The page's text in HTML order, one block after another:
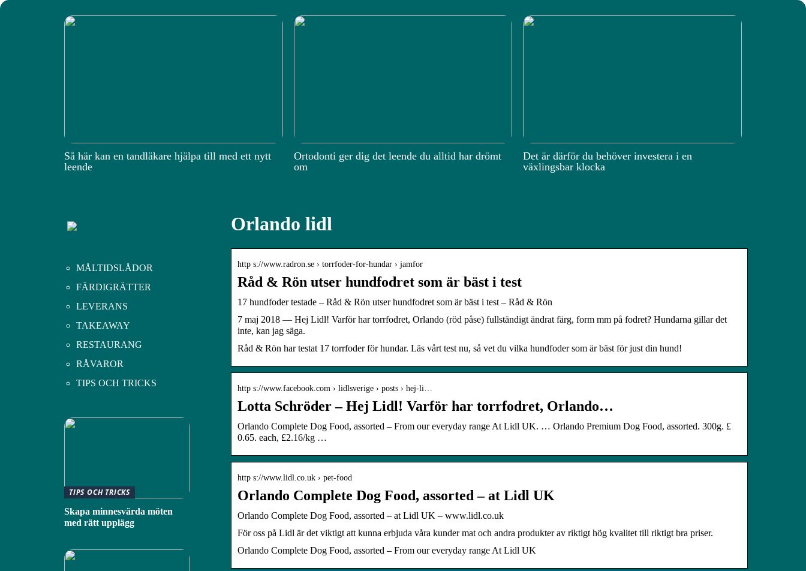
Så här kan en tandläkare hjälpa till med ett nytt
leende
Ortodonti ger dig det leende du alltid har drömt
om
Det är därför du behöver investera i en
växlingsbar klocka
Orlando lidl
http s://www.radron.se › torrfoder-for-hundar › jamfor
Råd & Rön utser hundfodret som är bäst i test
17 hundfoder testade – Råd & Rön utser hundfodret som är bäst i test – Råd & Rön
7 maj 2018 — Hej Lidl! Varför har torrfodret, Orlando (röd påse) fullständigt ändrat färg, form mm på fodret? Hundarna gillar det
inte, kan jag säga.
Råd & Rön har testat 17 torrfoder för hundar. Läs vårt test nu, så vet du vilka hundfoder som är bäst för just din hund!
http s://www.facebook.com › lidlsverige › posts › hej-li…
Lotta Schröder – Hej Lidl! Varför har torrfodret, Orlando…
Orlando Complete Dog Food, assorted – From our everyday range At Lidl UK. … Orlando Premium Dog Food, assorted. 300g. £
0.65. each, £2.16/kg …
http s://www.lidl.co.uk › pet-food
Orlando Complete Dog Food, assorted – at Lidl UK
Orlando Complete Dog Food, assorted – at Lidl UK – www.lidl.co.uk
För oss på Lidl är det viktigt att kunna erbjuda våra kunder mat och andra produkter av riktigt hög kvalitet till riktigt bra priser.
Orlando Complete Dog Food, assorted – From our everyday range At Lidl UK
MÅLTIDSLÅDOR
FÄRDIGRÄTTER
LEVERANS
TAKEAWAY
RESTAURANG
RÅVAROR
TIPS OCH TRICKS
TIPS OCH TRICKS
Skapa minnesvärda möten
med rätt upplägg